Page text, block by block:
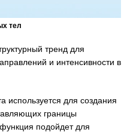
тел
тренд для
и интенсивности в
для создания
границы
функция подойдет для